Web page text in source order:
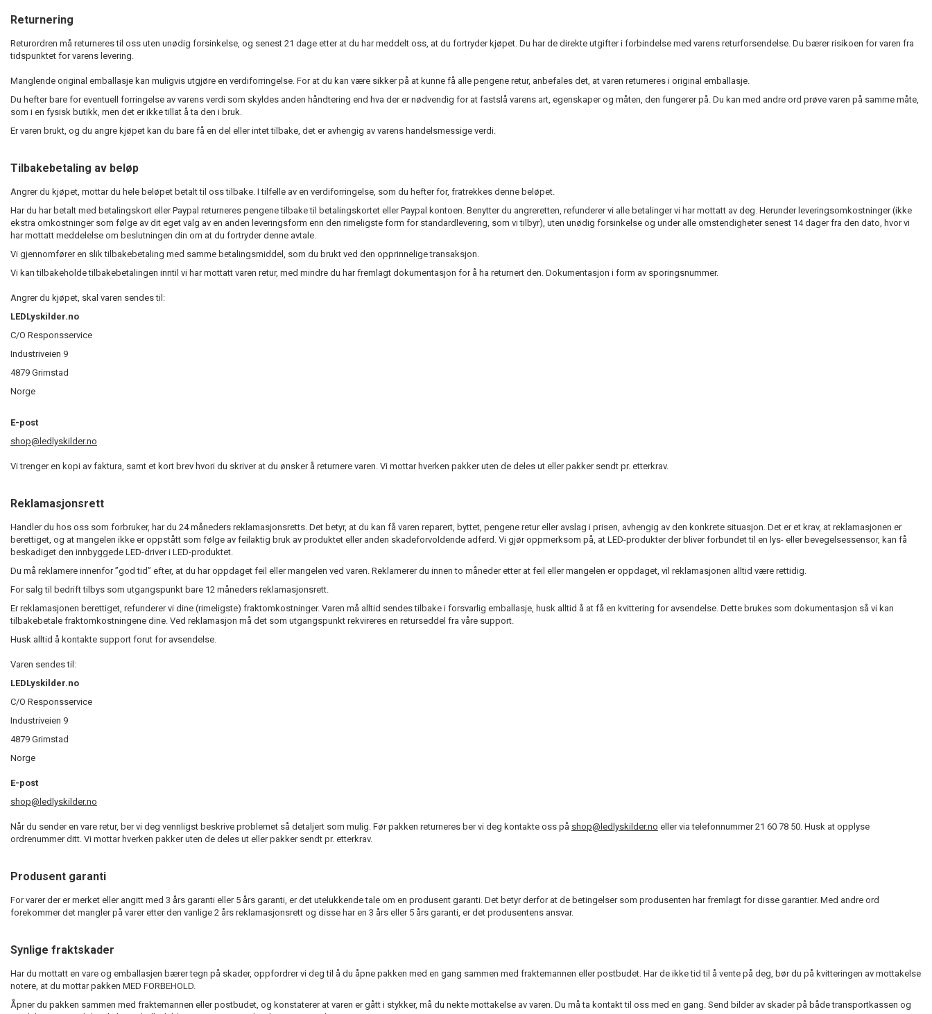
Returnering
Returordren må returneres til oss uten unødig forsinkelse, og senest 21 dage etter at du har meddelt oss, at du fortryder kjøpet. Du har de direkte utgifter i forbindelse med varens returforsendelse. Du bærer risikoen for varen fra
tidspunktet for varens levering.
Manglende original emballasje kan muligvis utgjøre en verdiforringelse. For at du kan være sikker på at kunne få alle pengene retur, anbefales det, at varen returneres i original emballasje.
Du hefter bare for eventuell forringelse av varens verdi som skyldes anden håndtering end hva der er nødvendig for at fastslå varens art, egenskaper og måten, den fungerer på. Du kan med andre ord prøve varen på samme måte,
som i en fysisk butikk, men det er ikke tillat å ta den i bruk.
Er varen brukt, og du angre kjøpet kan du bare få en del eller intet tilbake, det er avhengig av varens handelsmessige verdi.
Tilbakebetaling av beløp
Angrer du kjøpet, mottar du hele beløpet betalt til oss tilbake. I tilfelle av en verdiforringelse, som du hefter for, fratrekkes denne beløpet.
Har du har betalt med betalingskort eller Paypal returneres pengene tilbake til betalingskortet eller Paypal kontoen. Benytter du angreretten, refunderer vi alle betalinger vi har mottatt av deg. Herunder leveringsomkostninger (ikke
ekstra omkostninger som følge av dit eget valg av en anden leveringsform enn den rimeligste form for standardlevering, som vi tilbyr), uten unødig forsinkelse og under alle omstendigheter senest 14 dager fra den dato, hvor vi
har mottatt meddelelse om beslutningen din om at du fortryder denne avtale.
Vi gjennomfører en slik tilbakebetaling med samme betalingsmiddel, som du brukt ved den opprinnelige transaksjon.
Vi kan tilbakeholde tilbakebetalingen inntil vi har mottatt varen retur, med mindre du har fremlagt dokumentasjon for å ha returnert den. Dokumentasjon i form av sporingsnummer.
Angrer du kjøpet, skal varen sendes til:
LEDLyskilder.no
C/O Responsservice
Industriveien 9
4879 Grimstad
Norge
E-post
shop@ledlyskilder.no
Vi trenger en kopi av faktura, samt et kort brev hvori du skriver at du ønsker å returnere varen. Vi mottar hverken pakker uten de deles ut eller pakker sendt pr. etterkrav.
Reklamasjonsrett
Handler du hos oss som forbruker, har du 24 måneders reklamasjonsretts. Det betyr, at du kan få varen reparert, byttet, pengene retur eller avslag i prisen, avhengig av den konkrete situasjon. Det er et krav, at reklamasjonen er
berettiget, og at mangelen ikke er oppstått som følge av feilaktig bruk av produktet eller anden skadeforvoldende adferd. Vi gjør oppmerksom på, at LED-produkter der bliver forbundet til en lys- eller bevegelsessensor, kan få
beskadiget den innbyggede LED-driver i LED-produktet.
Du må reklamere innenfor ”god tid” efter, at du har oppdaget feil eller mangelen ved varen. Reklamerer du innen to måneder etter at feil eller mangelen er oppdaget, vil reklamasjonen alltid være rettidig.
For salg til bedrift tilbys som utgangspunkt bare 12 måneders reklamasjonsrett.
Er reklamasjonen berettiget, refunderer vi dine (rimeligste) fraktomkostninger. Varen må alltid sendes tilbake i forsvarlig emballasje, husk alltid å at få en kvittering for avsendelse. Dette brukes som dokumentasjon så vi kan
tilbakebetale fraktomkostningene dine. Ved reklamasjon må det som utgangspunkt rekvireres en returseddel fra våre support.
Husk alltid å kontakte support forut for avsendelse.
Varen sendes til:
LEDLyskilder.no
C/O Responsservice
Industriveien 9
4879 Grimstad
Norge
E-post
shop@ledlyskilder.no
Når du sender en vare retur, ber vi deg vennligst beskrive problemet så detaljert som mulig. Før pakken returneres ber vi deg kontakte oss på shop@ledlyskilder.no eller via telefonnummer21 60 78 50. Husk at opplyse
ordrenummer ditt. Vi mottar hverken pakker uten de deles ut eller pakker sendt pr. etterkrav.
Produsent garanti
For varer der er merket eller angitt med 3 års garanti eller 5 års garanti, er det utelukkende tale om en produsent garanti. Det betyr derfor at de betingelser som produsenten har fremlagt for disse garantier. Med andre ord
forekommer det mangler på varer etter den vanlige 2 års reklamasjonsrett og disse har en 3 års eller 5 års garanti, er det produsentens ansvar.
Synlige fraktskader
Har du mottatt en vare og emballasjen bærer tegn på skader, oppfordrer vi deg til å du åpne pakken med en gang sammen med fraktemannen eller postbudet. Har de ikke tid til å vente på deg, bør du på kvitteringen av mottakelse
notere, at du mottar pakken MED FORBEHOLD.
Åpner du pakken sammen med fraktemannen eller postbudet, og konstaterer at varen er gått i stykker, må du nekte mottakelse av varen. Du må ta kontakt til oss med en gang. Send bilder av skader på både transportkassen og